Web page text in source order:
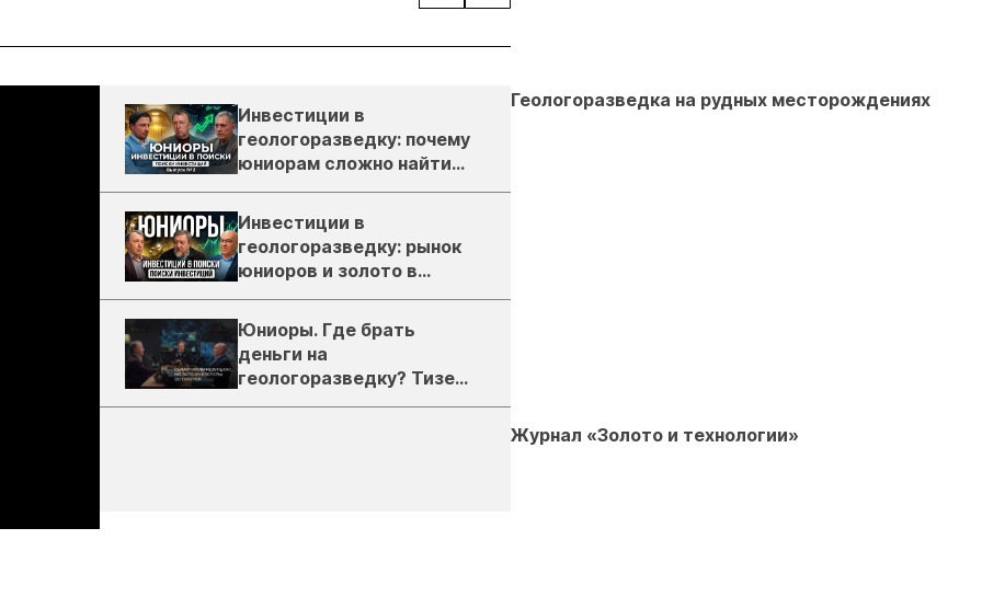
Инвестиции в
геологоразведку: почему
юниорам сложно найти
деньги
Инвестиции в
геологоразведку: рынок
юниоров и золото в
России
Юниоры. Где брать
деньги на
геологоразведку? Тизер
подкаста ЗиТ №1
Геологоразведка на рудных месторождениях
Журнал «Золото и технологии»